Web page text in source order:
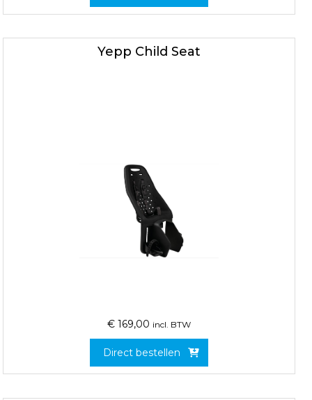
Yepp Child Seat
€ 169,00 incl. BTW
Direct bestellen